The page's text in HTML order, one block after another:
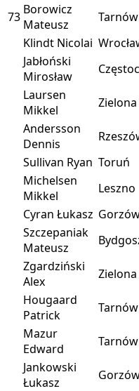
73 Borowicz
Mateusz
Tarnów
Klindt Nicolai
Jabłoński
Mirosław
Laursen
Mikkel
Andersson
Dennis
Sullivan Ryan Toruń
Michelsen
Mikkel
Leszno
Cyran Łukasz
Szczepaniak
Mateusz
Zgardziński
Alex
Hougaard
Patrick
Tarnów
Mazur
Edward
Tarnów
Jankowski
Łukasz